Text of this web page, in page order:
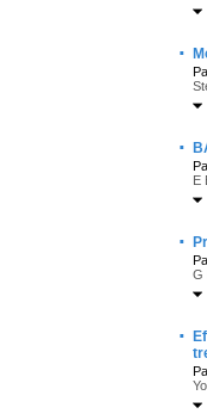
·
·
E
·
G
·